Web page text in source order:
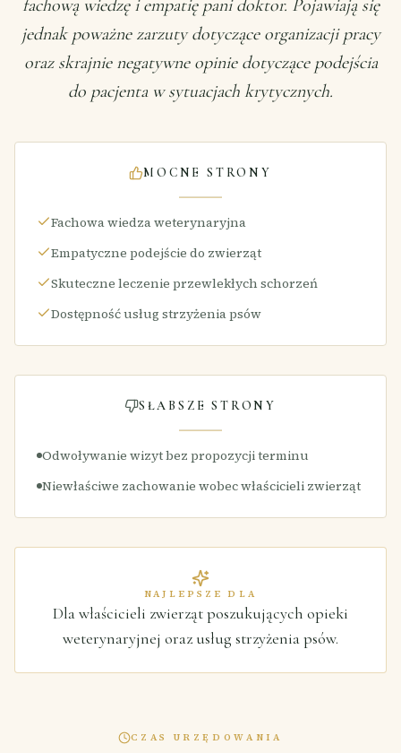
fachową wiedzę i empatię pani doktor. Pojawiają się
jednak poważne zarzuty dotyczące organizacji pracy
oraz skrajnie negatywne opinie dotyczące podejścia
do pacjenta w sytuacjach krytycznych.
MOCNE STRONY
Fachowa wiedza weterynaryjna
Empatyczne podejście do zwierząt
Skuteczne leczenie przewlekłych schorzeń
Dostępność usług strzyżenia psów
SŁABSZE STRONY
Odwoływanie wizyt bez propozycji terminu
Niewłaściwe zachowanie wobec właścicieli zwierząt
NAJLEPSZE DLA
Dla właścicieli zwierząt poszukujących opieki
weterynaryjnej oraz usług strzyżenia psów.
CZAS URZĘDOWANIA